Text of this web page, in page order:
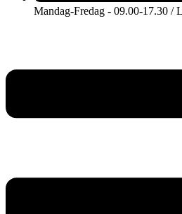
Mandag-Fredag - 09.00-17.30 /